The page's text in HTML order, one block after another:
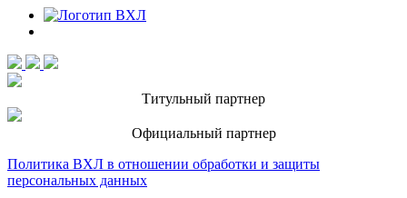
Титульный партнер
Официальный партнер
Политика ВХЛ в отношении обработки и защиты
персональных данных